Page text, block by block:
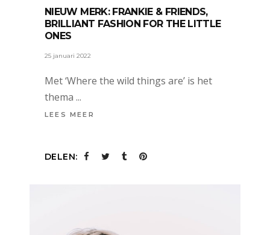
NIEUW MERK: FRANKIE & FRIENDS,
BRILLIANT FASHION FOR THE LITTLE
ONES
25 januari 2022
Met ‘Where the wild things are’ is het
thema
LEES MEER
DELEN: